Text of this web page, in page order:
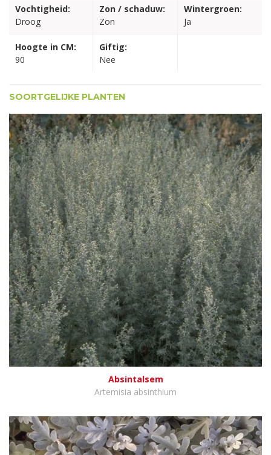
Vochtigheid:
Droog
Zon / schaduw:
Zon
Wintergroen:
Ja
Hoogte in CM:
90
Giftig:
Nee
SOORTGELIJKE PLANTEN
Absintalsem
Artemisia absinthium